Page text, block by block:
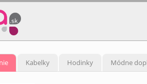
Kabelky Hodinky Módne